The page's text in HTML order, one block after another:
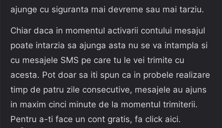
ajunge cu siguranta mai devreme sau mai tarziu.
Chiar daca in momentul activarii contului mesajul
poate intarzia sa ajunga asta nu se va intampla si
cu mesajele SMS pe care tu le vei trimite cu
acesta. Pot doar sa iti spun ca in probele realizare
timp de patru zile consecutive, mesajele au ajuns
in maxim cinci minute de la momentul trimiterii.
Pentru a-ti face un cont gratis, fa click aici.